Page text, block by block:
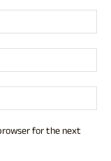
for the next